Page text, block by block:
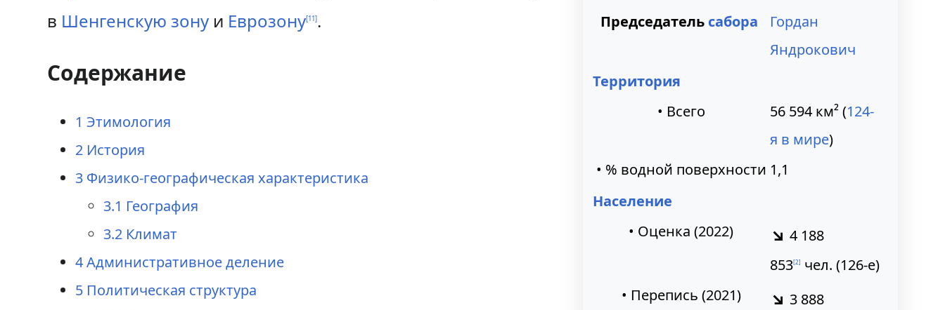
Председатель сабора
Гордан
Яндрокович
Территория
• Всего
56 594км²(124-
я в мире)
• % водной поверхности 1,1
Население
• Оценка (2022)
↘ 4 188
853[2] чел. (126-е)
• Перепись (2021)
↘ 3 888
в Шенгенскую зону и Еврозону[11].
Содержание
1 Этимология
2 История
3 Физико-географическая характеристика
3.1 География
3.2 Климат
4Административное деление
5 Политическая структура